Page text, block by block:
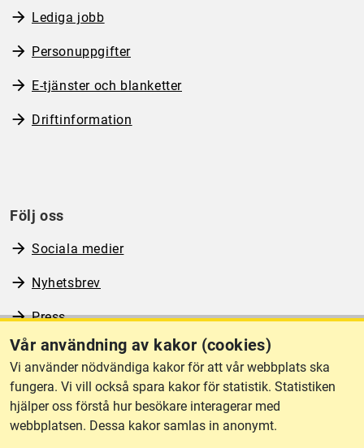
Vår användning av kakor (cookies)
Vi använder nödvändiga kakor för att vår webbplats ska
fungera. Vi vill också spara kakor för statistik. Statistiken
hjälper oss förstå hur besökare interagerar med
webbplatsen. Dessa kakor samlas in anonymt.
Lediga jobb
Personuppgifter
E-tjänster och blanketter
Driftinformation
Följ oss
Sociala medier
Nyhetsbrev
Press
RSS
Om webbplatsen